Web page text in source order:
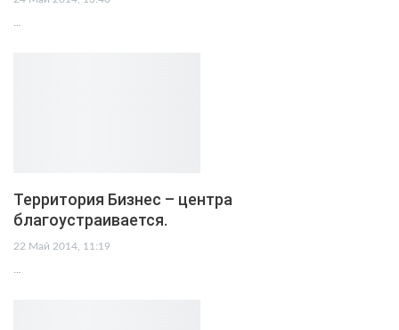
…
Территория Бизнес – центра
благоустраивается.
22 Май 2014, 11:19